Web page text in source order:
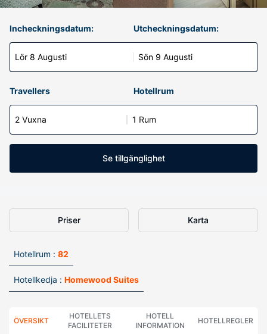
Incheckningsdatum:
Lör 8 Augusti
Utcheckningsdatum:
Sön 9 Augusti
Travellers Hotellrum
2 Vuxna 1 Rum
Se tillgänglighet
Priser Karta
Hotellrum : 82
Hotellkedja : Homewood Suites
ÖVERSIKT
HOTELLETS
FACILITETER
HOTELL
INFORMATION
HOTELLREGLER